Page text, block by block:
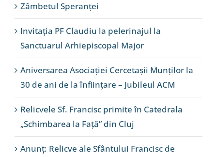
Zâmbetul Speranței
Invitația PF Claudiu la pelerinajul la
Sanctuarul Arhiepiscopal Major
Aniversarea Asociației Cercetașii Munților la
30 de ani de la înființare – Jubileul ACM
Relicvele Sf. Francisc primite în Catedrala
„Schimbarea la Față” din Cluj
Anunț: Relicve ale Sfântului Francisc de